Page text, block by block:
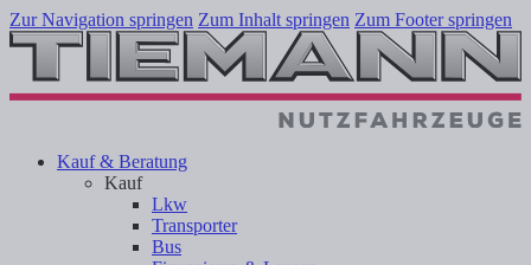
Zur Navigation springen Zum Inhalt springen Zum Footer springen
Kauf & Beratung
Kauf
Lkw
Transporter
Bus